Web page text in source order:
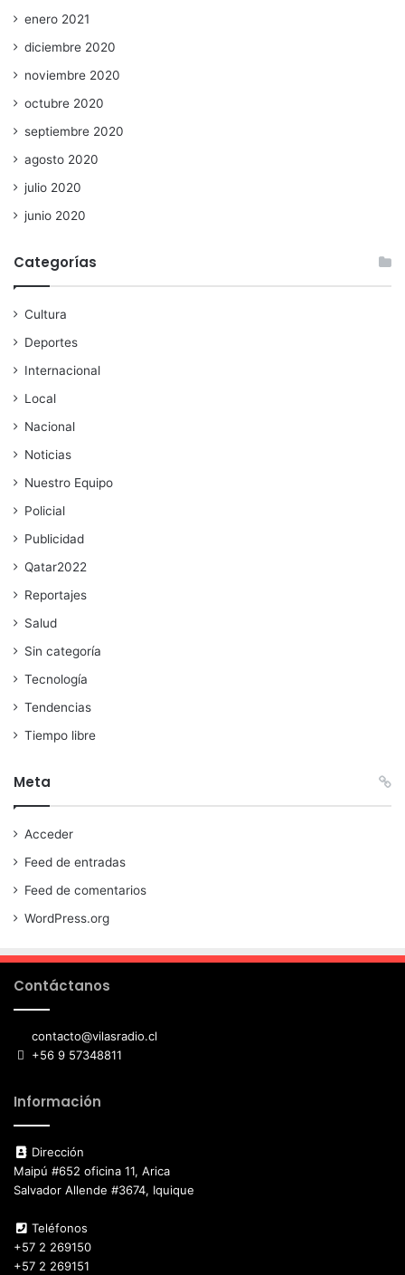
enero 2021
diciembre 2020
noviembre 2020
octubre 2020
septiembre 2020
agosto 2020
julio 2020
junio 2020
Categorías
Cultura
Deportes
Internacional
Local
Nacional
Noticias
Nuestro Equipo
Policial
Publicidad
Qatar2022
Reportajes
Salud
Sin categoría
Tecnología
Tendencias
Tiempo libre
Meta
Acceder
Feed de entradas
Feed de comentarios
WordPress.org
Contáctanos
contacto@vilasradio.cl
+56 9 57348811
Información
Dirección
Maipú #652 oficina 11, Arica
Salvador Allende #3674, Iquique
Teléfonos
+57 2 269150
+57 2 269151